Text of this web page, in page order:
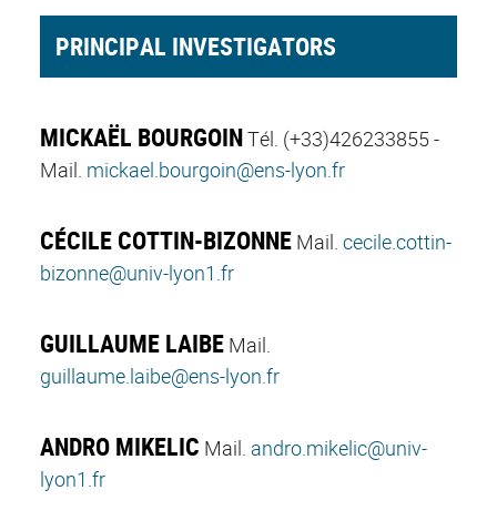
PRINCIPAL INVESTIGATORS
MICKAËL BOURGOINTél. (+33)426233855-
Mail. mickael.bourgoin@ens-lyon.fr
CÉCILE COTTIN-BIZONNE Mail. cecile.cottin-
bizonne@univ-lyon1.fr
GUILLAUME LAIBE Mail.
guillaume.laibe@ens-lyon.fr
ANDRO MIKELIC Mail. andro.mikelic@univ-
lyon1.fr